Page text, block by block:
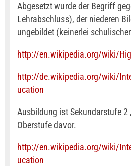
Abgesetzt wurde der Begriff
Lehrabschluss), der niederen
ungebildet (keinerlei
http://en.wikipedia.org/wiki/
http://de.wikipedia.org/wiki/
ucation
Ausbildung ist Sekundarstufe
Oberstufe davor.
http://en.wikipedia.org/wiki/
ucation